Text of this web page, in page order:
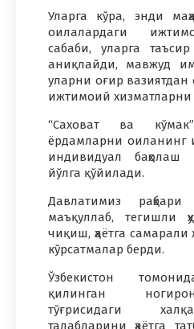
Уларга кўра, энди
оилалардаги
сабаби, уларга
аниқлайди, мавжуд
уларни оғир
ижтимоий
“Саховат ва
ёрдамларни оиланинг
индивидуал баҳолаш
йўлга қўйилади.
Давлатимиз
маъқуллаб, тегишли
чиқиш, ҳаётга
кўрсатмалар берди.
Ўзбекистон
қилинган
тўғрисидаги
талабларини ҳаётга